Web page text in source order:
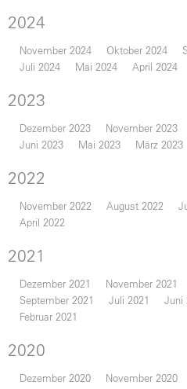
2024
November 2024 Oktober 2024
Juli 2024
Mai 2024 April 2024
2023
Dezember 2023 November 2023
Juni 2023
Mai 2023 März 2023
2022
November 2022 August 2022
April 2022
2021
Dezember 2021 November 2021
September 2021
Juli 2021 Juni
Februar 2021
2020
Dezember 2020 November 2020